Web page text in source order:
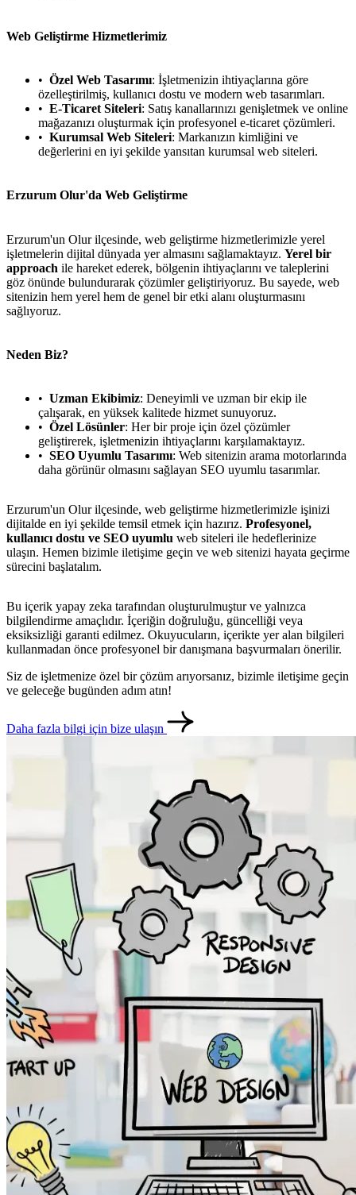
İletişim
Web Geliştirme Hizmetlerimiz
Özel Web Tasarımı: İşletmenizin ihtiyaçlarına göre
özelleştirilmiş, kullanıcı dostu ve modern web tasarımları.
E-Ticaret Siteleri: Satış kanallarınızı genişletmek ve online
mağazanızı oluşturmak için profesyonel e-ticaret çözümleri.
Kurumsal Web Siteleri: Markanızın kimliğini ve
değerlerini en iyi şekilde yansıtan kurumsal web siteleri.
Erzurum Olur'da Web Geliştirme
Erzurum'un Olur ilçesinde, web geliştirme hizmetlerimizle yerel
işletmelerin dijital dünyada yer almasını sağlamaktayız. Yerel bir
approach ile hareket ederek, bölgenin ihtiyaçlarını ve taleplerini
göz önünde bulundurarak çözümler geliştiriyoruz. Bu sayede, web
sitenizin hem yerel hem de genel bir etki alanı oluşturmasını
sağlıyoruz.
Neden Biz?
Uzman Ekibimiz: Deneyimli ve uzman bir ekip ile
çalışarak, en yüksek kalitede hizmet sunuyoruz.
Özel Lösünler: Her bir proje için özel çözümler
geliştirerek, işletmenizin ihtiyaçlarını karşılamaktayız.
SEO Uyumlu Tasarımı: Web sitenizin arama motorlarında
daha görünür olmasını sağlayan SEO uyumlu tasarımlar.
Erzurum'un Olur ilçesinde, web geliştirme hizmetlerimizle işinizi
dijitalde en iyi şekilde temsil etmek için hazırız. Profesyonel,
kullanıcı dostu ve SEO uyumlu web siteleri ile hedeflerinize
ulaşın. Hemen bizimle iletişime geçin ve web sitenizi hayata geçirme
sürecini başlatalım.
Bu içerik yapay zeka tarafından oluşturulmuştur ve yalnızca
bilgilendirme amaçlıdır. İçeriğin doğruluğu, güncelliği veya
eksiksizliği garanti edilmez. Okuyucuların, içerikte yer alan bilgileri
kullanmadan önce profesyonel bir danışmana başvurmaları önerilir.
Siz de işletmenize özel bir çözüm arıyorsanız, bizimle iletişime geçin
ve geleceğe bugünden adım atın!
Daha fazla bilgi için bize ulaşın